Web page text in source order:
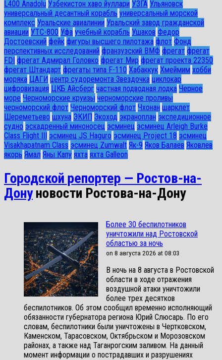
L400 Anadolu Узбекистон хаво йуллари УЗГА Ульяновск
универсальный десантный корабль универсальный морской
комплекс Уральские авиалинии Уральский завод гражданской
авиации УТС-800 Уфа учебный корабль Ушаков Федор
Достоевский фейк фигуры высшего пилотажа флот Фонд
перспективных исследований франзузский ВМФ фрегат фрегат
FDI фрегат Адмирал Головко фрегат Мир фрегат проекта 22350
фрегат Штандарт фрегаты типа F-110 Хабаккук Хмеймим хобби
моряка ЦАГИ центр судоремонта Звездочка циклокар
цифровизация ЦКБ Айсберг частная подводная лодка Черное
море Черноморские круизы черноморские проливы
черноморский флот Черноморский флот Чхонан шарклет
Шереметьево шхуна ЭКИП Экоход экраноплан экспедиционное
судно эскадренный миноносец эсминец эсминец Arleigh Burke
Class Flight III
эсминец JS Haguro эсминец Project 18 эсминец
Visakhapatnam Class эсминец Zumwalt Як-9 Яков Балаев Яковлев
якорь Ямал Яны Капу яхта яхта Galleon
Городской репортер — Ростов-на-
Дону новости Ростова-на-Дону
Более 30 беспилотников
уничтожили над Ростовской
областью за ночь
on 8 августа 2026 at 08:03
В ночь на 8 августа в Ростовской
области в ходе отражения
воздушной атаки уничтожили
более трех десятков
беспилотников. Об этом сообщил временно исполняющий
обязанности губернатора региона Юрий Слюсарь. По его
словам, беспилотники были уничтожены в Чертковском,
Каменском, Тарасовском, Октябрьском и Морозовском
районах, а также над Таганрогским заливом. На данный
момент информации о пострадавших и разрушениях